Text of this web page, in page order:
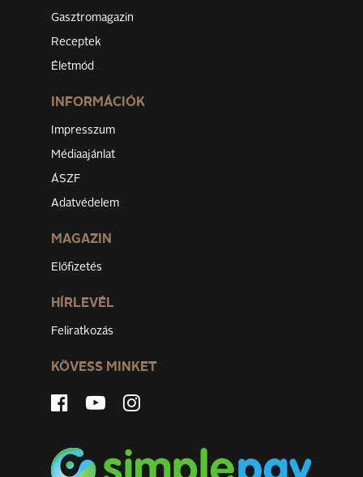
Gasztromagazin
Receptek
Életmód
INFORMÁCIÓK
Impresszum
Médiaajánlat
ÁSZF
Adatvédelem
MAGAZIN
Előfizetés
HÍRLEVÉL
Feliratkozás
KÖVESS MINKET